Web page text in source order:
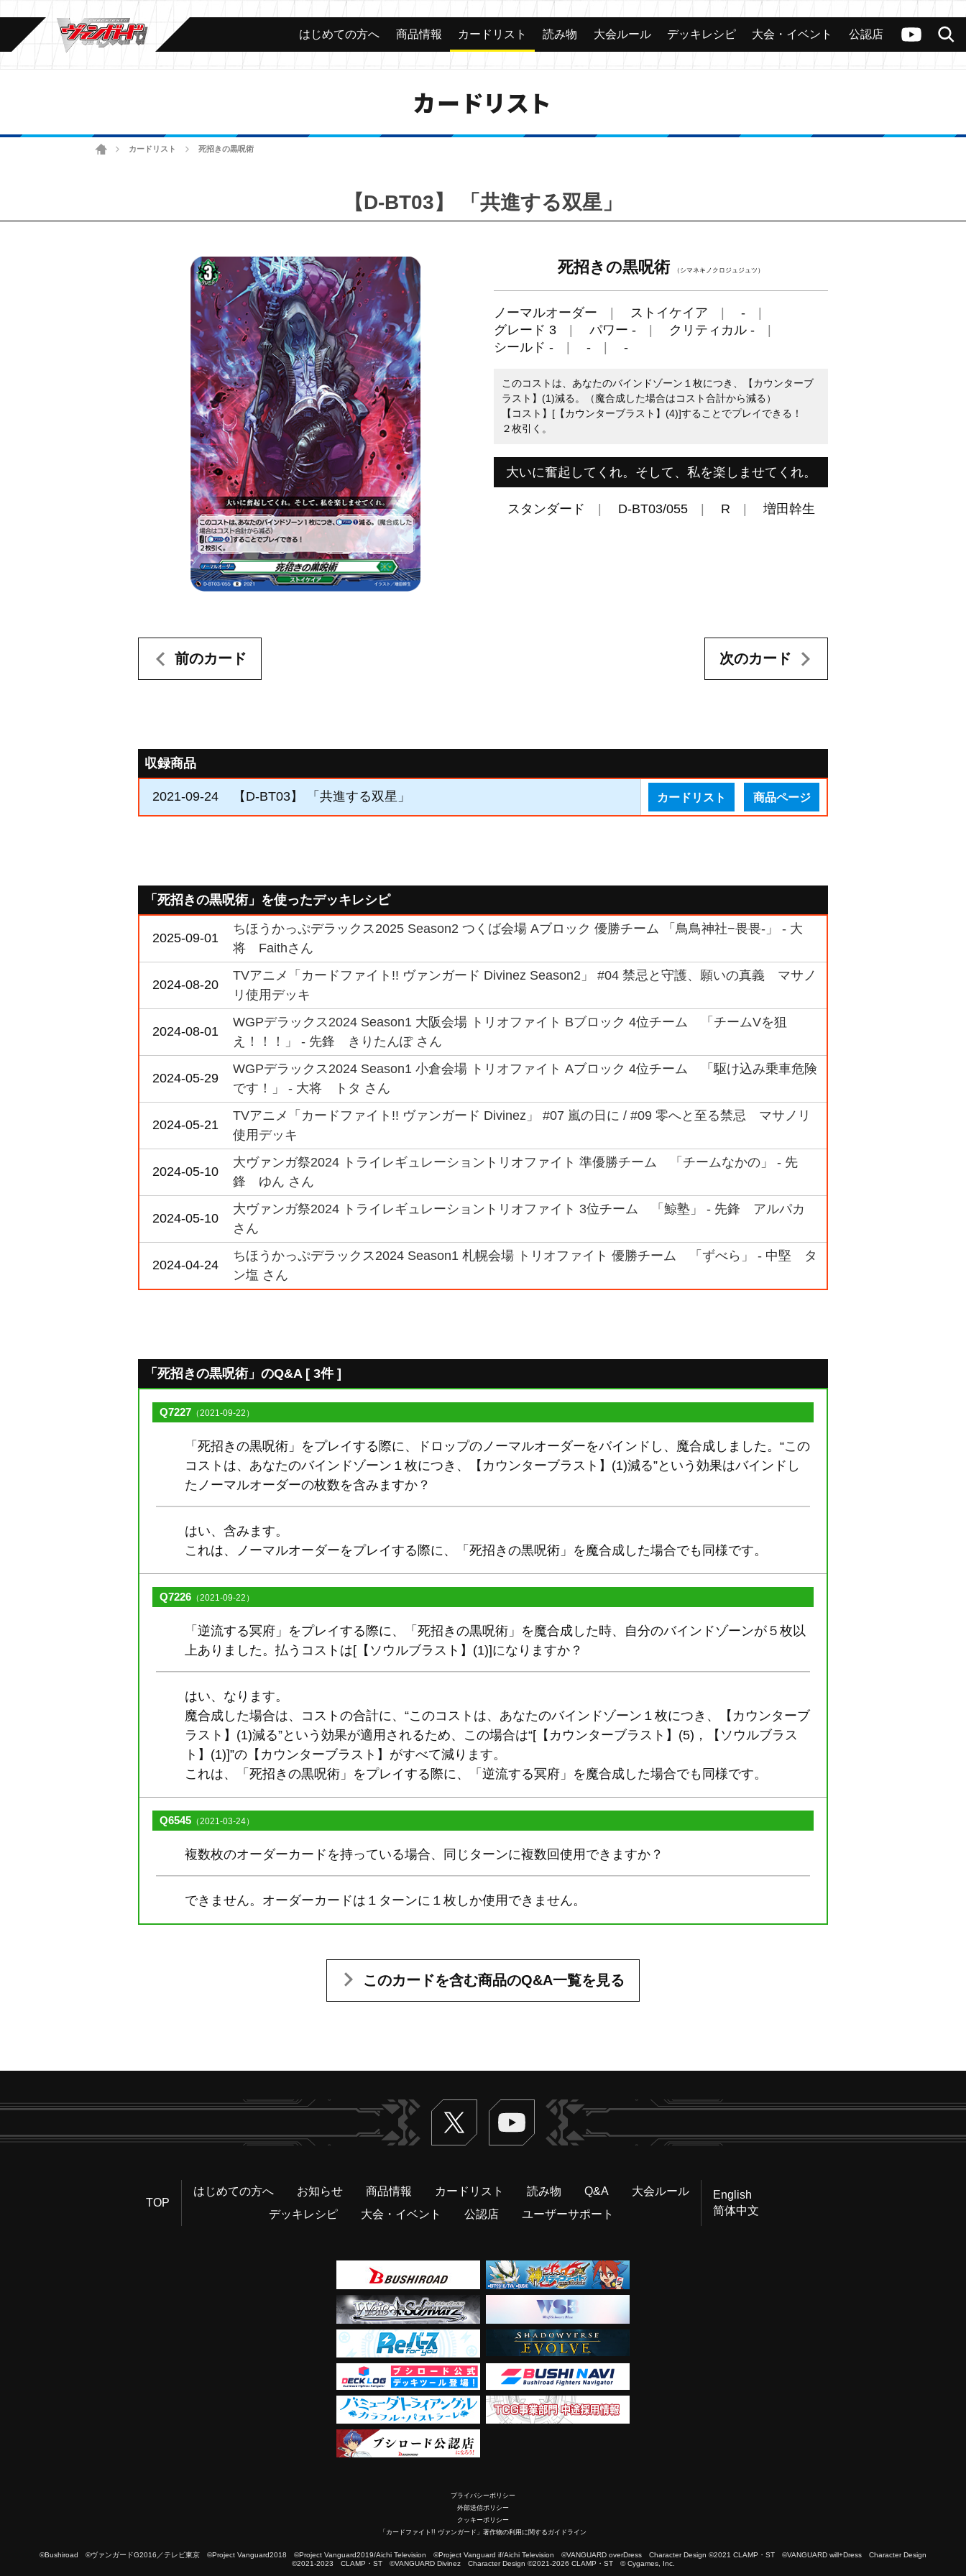
ヴァンガードch
検索
カード 大会 公認店舗 その他
はじめての方へ 商品情報 カードリスト 読み物 大会ルール デッキレシピ 大会・イベント 公認店
カードリスト
ホームカードリスト 死招きの黒呪術
【D-BT03】 「共進する双星」
死招きの黒呪術 （シマネキノクロジュジュツ）
ノーマルオーダー ストイケイア
-
グレード 3
パワー -
クリティカル -
シールド -
- -
このコストは、あなたのバインドゾーン１枚につき、【カウンターブ
ラスト】(1)減る。（魔合成した場合はコスト合計から減る）
【コスト】[【カウンターブラスト】(4)]することでプレイできる！
２枚引く。
大いに奮起してくれ。そして、私を楽しませてくれ。
スタンダード D-BT03/055 R 増田幹生
前のカード 次のカード
収録商品
2021-09-24 【D-BT03】 「共進する双星」 カードリスト 商品ページ
「死招きの黒呪術」を使ったデッキレシピ
2025-09-01
ちほうかっぷデラックス2025 Season2 つくば会場 Aブロック 優勝チーム 「鳥鳥神社−畏畏-」 - 大
将 Faithさん
2024-08-20
TVアニメ「カードファイト!! ヴァンガード Divinez Season2」 #04 禁忌と守護、願いの真義 マサノ
リ使用デッキ
2024-08-01
WGPデラックス2024 Season1 大阪会場 トリオファイト Bブロック 4位チーム 「チームVを狙
え！！！」 - 先鋒 きりたんぽ さん
2024-05-29
WGPデラックス2024 Season1 小倉会場 トリオファイト Aブロック 4位チーム 「駆け込み乗車危険
です！」 - 大将 トタ さん
2024-05-21
TVアニメ「カードファイト!! ヴァンガード Divinez」 #07 嵐の日に / #09 零へと至る禁忌 マサノリ
使用デッキ
2024-05-10
大ヴァンガ祭2024 トライレギュレーショントリオファイト 準優勝チーム 「チームなかの」 - 先
鋒 ゆん さん
2024-05-10
大ヴァンガ祭2024 トライレギュレーショントリオファイト 3位チーム 「鯨塾」 - 先鋒 アルパカ
さん
2024-04-24
ちほうかっぷデラックス2024 Season1 札幌会場 トリオファイト 優勝チーム 「ずべら」 - 中堅 タ
ン塩 さん
「死招きの黒呪術」のQ&A [ 3件 ]
Q7227 （2021-09-22）
「死招きの黒呪術」をプレイする際に、ドロップのノーマルオーダーをバインドし、魔合成しました。“この
コストは、あなたのバインドゾーン１枚につき、【カウンターブラスト】(1)減る”という効果はバインドし
たノーマルオーダーの枚数を含みますか？
はい、含みます。
これは、ノーマルオーダーをプレイする際に、「死招きの黒呪術」を魔合成した場合でも同様です。
Q7226 （2021-09-22）
「逆流する冥府」をプレイする際に、「死招きの黒呪術」を魔合成した時、自分のバインドゾーンが５枚以
上ありました。払うコストは[【ソウルブラスト】(1)]になりますか？
はい、なります。
魔合成した場合は、コストの合計に、“このコストは、あなたのバインドゾーン１枚につき、【カウンターブ
ラスト】(1)減る”という効果が適用されるため、この場合は“[【カウンターブラスト】(5)，【ソウルブラス
ト】(1)]”の【カウンターブラスト】がすべて減ります。
これは、「死招きの黒呪術」をプレイする際に、「逆流する冥府」を魔合成した場合でも同様です。
Q6545 （2021-03-24）
複数枚のオーダーカードを持っている場合、同じターンに複数回使用できますか？
できません。オーダーカードは１ターンに１枚しか使用できません。
このカードを含む商品のQ&A一覧を見る
Twitter ヴァンガードch
TOP
はじめての方へ お知らせ 商品情報 カードリスト 読み物 Q&A
大会ルール
デッキレシピ
大会・イベント 公認店 ユーザーサポート
English
简体中文
プライバシーポリシー
外部送信ポリシー
クッキーポリシー
「カードファイト!! ヴァンガード」著作物の利用に関するガイドライン
©Bushiroad ©ヴァンガードG2016／テレビ東京 ©Project Vanguard2018 ©Project Vanguard2019/Aichi Television ©Project Vanguard if/Aichi Television ©VANGUARD overDress Character Design ©2021 CLAMP・ST ©VANGUARD will+Dress Character Design
©2021-2023 CLAMP・ST ©VANGUARD Divinez Character Design ©2021-2026 CLAMP・ST © Cygames, Inc.